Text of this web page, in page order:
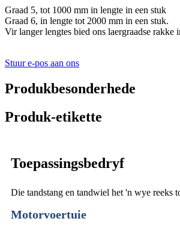
Graad 5, tot 1000 mm in lengte in een stuk
Graad 6, in lengte tot 2000 mm in een stuk.
Vir langer lengtes bied ons laergraadse
Stuur e-pos aan ons
Produkbesonderhede
Produk-etikette
Toepassingsbedryf
Die tandstang en tandwiel het 'n wye reeks
Motorvoertuie